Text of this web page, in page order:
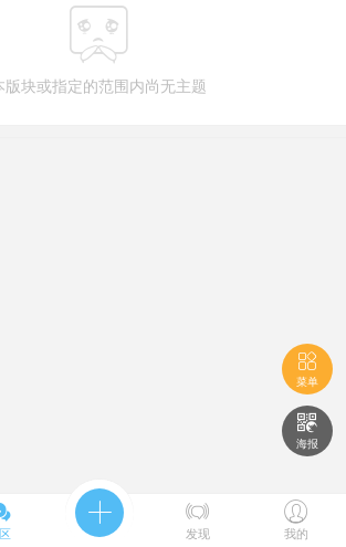

版块或指定的范围内尚无主题

菜单

海报
 
发现

我的